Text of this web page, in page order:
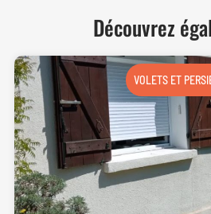
Découvrez
VOLETS ET